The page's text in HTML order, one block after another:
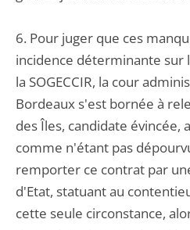
6. Pour juger que ces
incidence déterminante
la SOGECCIR, la cour
Bordeaux s'est bornée à
des Îles, candidate évincée,
comme n'étant pas
remporter ce contrat par
d'Etat, statuant au
cette seule circonstance,